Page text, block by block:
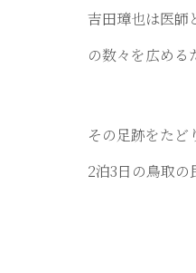
吉田璋也は医師
の数々を広める
その足跡をたど
2泊3日の鳥取の